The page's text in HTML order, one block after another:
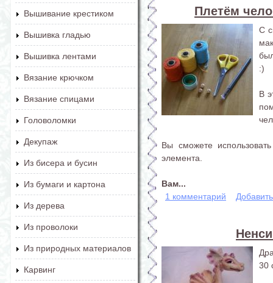
Вышивание крестиком
Вышивка гладью
Вышивка лентами
Вязание крючком
Вязание спицами
Головоломки
Декупаж
Из бисера и бусин
Из бумаги и картона
Из дерева
Из проволоки
Из природных материалов
Карвинг
Плетём
С
:)
В
Вы сможете
элемента.
Вам...
1 комментарий
30